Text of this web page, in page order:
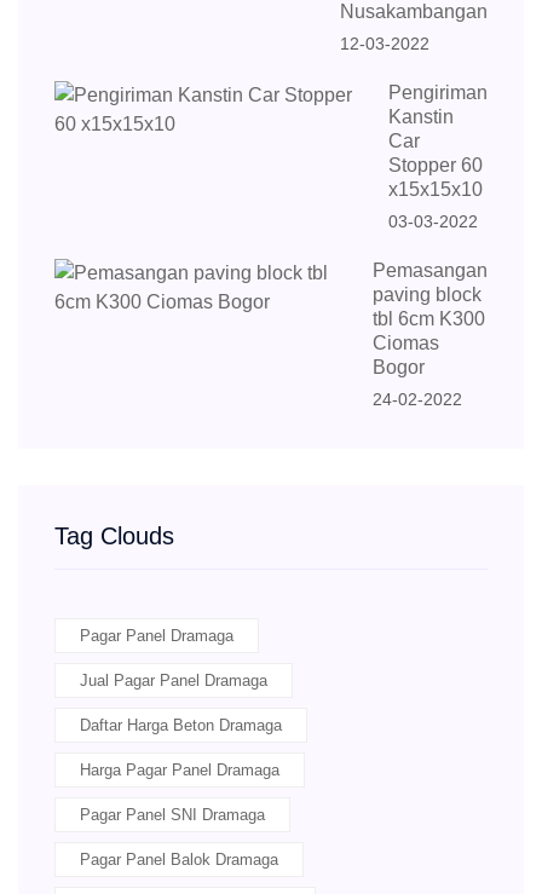
Nusakambangan
12-03-2022
Pengiriman
Kanstin
Car
Stopper 60
x15x15x10
03-03-2022
Pemasangan
paving block
tbl 6cm K300
Ciomas
Bogor
24-02-2022
Tag Clouds
Pagar Panel Dramaga
Jual Pagar Panel Dramaga
Daftar Harga Beton Dramaga
Harga Pagar Panel Dramaga
Pagar Panel SNI Dramaga
Pagar Panel Balok Dramaga